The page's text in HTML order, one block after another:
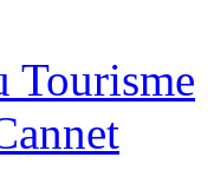
Tourisme